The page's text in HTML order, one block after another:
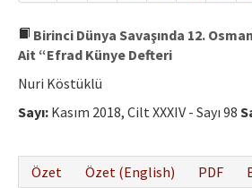
Yayın İlkeleri
Hakem Rehberi
Birinci Dünya Savaşında 12.
Ait “Efrad Künye Defteri
Nuri Köstüklü
Sayı: Kasım 2018, Cilt XXXIV - Sayı 98
Özet
Özet (English) PDF